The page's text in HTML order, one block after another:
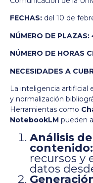
FECHAS: del 10 de
NÚMERO DE PLAZAS:
NÚMERO DE HORAS
NECESIDADES A
La inteligencia artificial
y normalización
Herramientas como
NotebookLM pueden
Análisis de
contenido:
recursos y
datos